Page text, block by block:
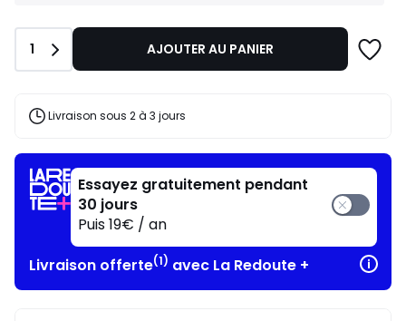
articles
!
Quantité
1 AJOUTER AU PANIER
Livraison sous 2 à 3 jours
Essayez gratuitement pendant
30 jours
Puis 19€ / an
Livraison offerte(1) avec La Redoute +